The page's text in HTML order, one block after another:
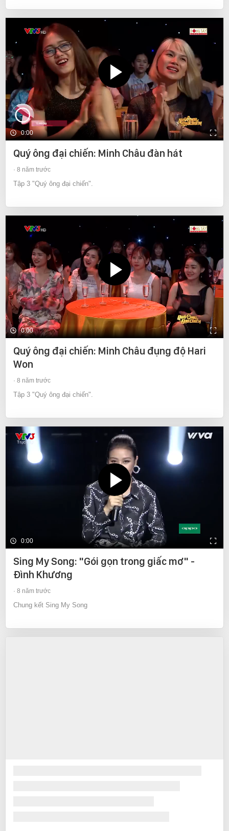
0:00
Quý ông đại chiến: Minh Châu đàn hát
8 năm trước
Tập 3 "Quý ông đại chiến".
0:00
Quý ông đại chiến: Minh Châu đụng độ Hari
Won
8 năm trước
Tập 3 "Quý ông đại chiến".
0:00
Sing My Song: "Gói gọn trong giấc mơ" -
Đình Khương
8 năm trước
Chung kết Sing My Song